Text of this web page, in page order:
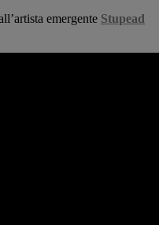
emergente Stupead